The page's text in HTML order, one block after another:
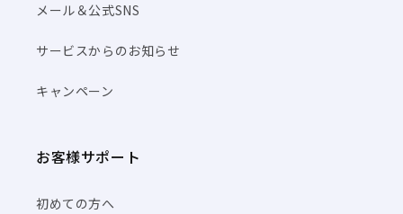
メール＆公式SNS
サービスからのお知らせ
キャンペーン
お客様サポート
初めての方へ